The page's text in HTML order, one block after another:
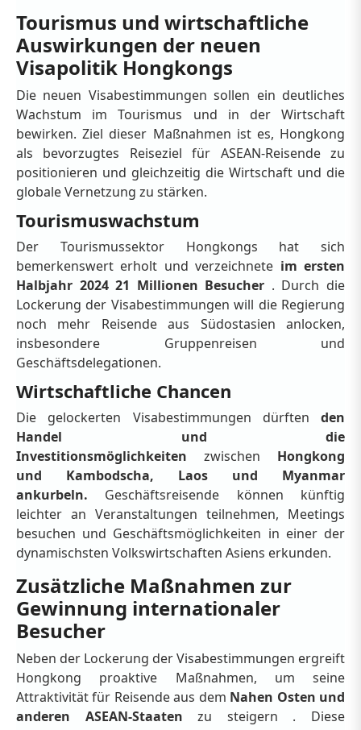
Tourismus und wirtschaftliche
Auswirkungen der neuen
Visapolitik Hongkongs
Die neuen Visabestimmungen sollen ein deutliches
Wachstum im Tourismus und in der Wirtschaft
bewirken. Ziel dieser Maßnahmen ist es, Hongkong
als bevorzugtes Reiseziel für ASEAN-Reisende zu
positionieren und gleichzeitig die Wirtschaft und die
globale Vernetzung zu stärken.
Tourismuswachstum
Der Tourismussektor Hongkongs hat sich
bemerkenswert erholt und verzeichnete im ersten
Halbjahr 2024 21 Millionen Besucher . Durch die
Lockerung der Visabestimmungen will die Regierung
noch mehr Reisende aus Südostasien anlocken,
insbesondere Gruppenreisen und
Geschäftsdelegationen.
Wirtschaftliche Chancen
Die gelockerten Visabestimmungen dürften den
Handel und die
Investitionsmöglichkeiten zwischen Hongkong
und Kambodscha, Laos und Myanmar
ankurbeln. Geschäftsreisende können künftig
leichter an Veranstaltungen teilnehmen, Meetings
besuchen und Geschäftsmöglichkeiten in einer der
dynamischsten Volkswirtschaften Asiens erkunden.
Zusätzliche Maßnahmen zur
Gewinnung internationaler
Besucher
Neben der Lockerung der Visabestimmungen ergreift
Hongkong proaktive Maßnahmen, um seine
Attraktivität für Reisende aus dem Nahen Osten und
anderen ASEAN-Staaten zu steigern . Diese